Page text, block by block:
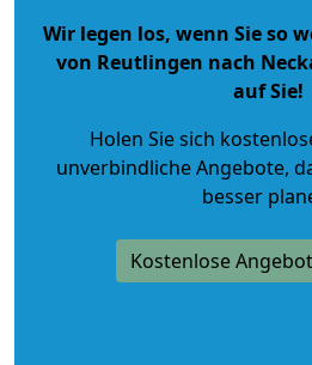
Wir legen los, wenn Sie so
von Reutlingen nach
auf Sie!
Holen Sie sich
unverbindliche Angebote,
besser
Kostenlose